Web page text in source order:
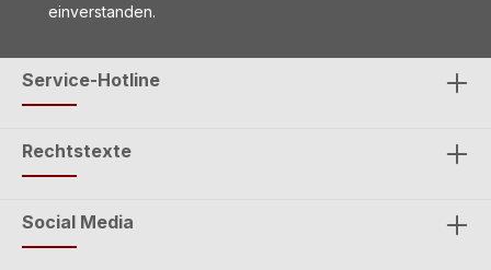
einverstanden.
Service-Hotline
Rechtstexte
Social Media